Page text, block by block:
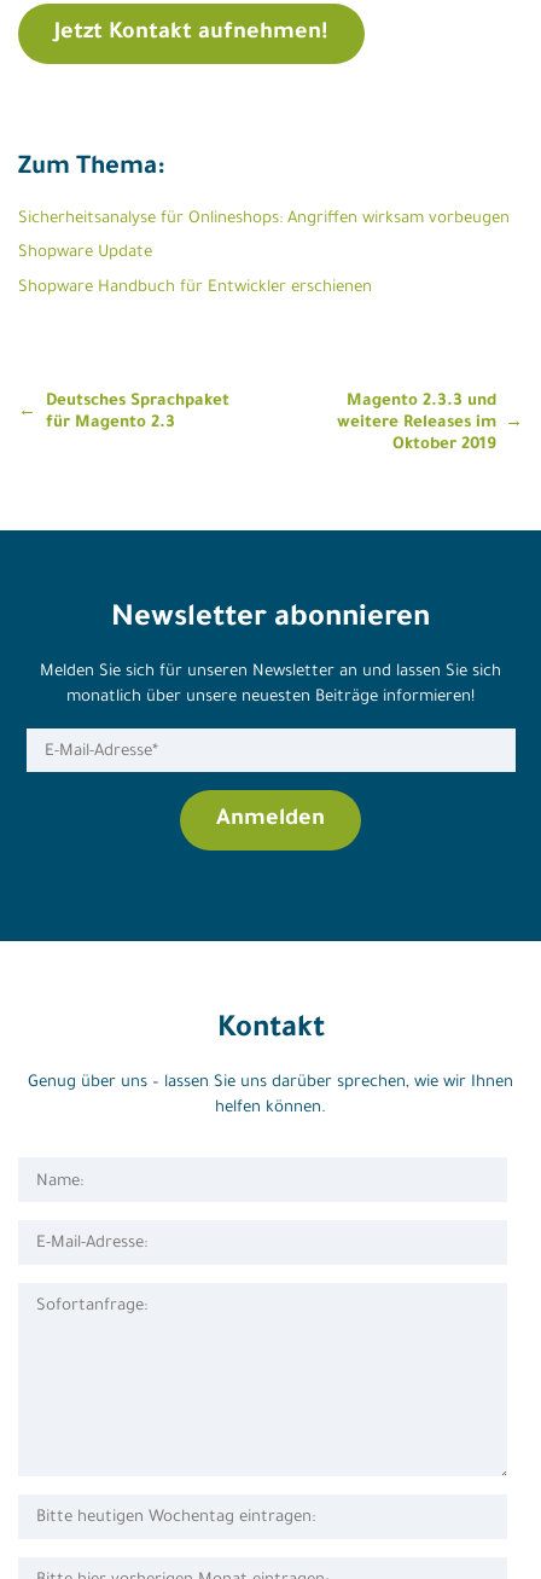
Jetzt Kontakt aufnehmen!
Zum Thema:
Sicherheitsanalyse für Onlineshops: Angriffen wirksam vorbeugen
Shopware Update
Shopware Handbuch für Entwickler erschienen
Beitragsnavigation
Deutsches Sprachpaket
für Magento 2.3
Magento 2.3.3 und
weitere Releases im
Oktober 2019
Newsletter abonnieren
Melden Sie sich für unseren Newsletter an und lassen Sie sich
monatlich über unsere neuesten Beiträge informieren!
Kontakt
Genug über uns – lassen Sie uns darüber sprechen, wie wir Ihnen
helfen können.